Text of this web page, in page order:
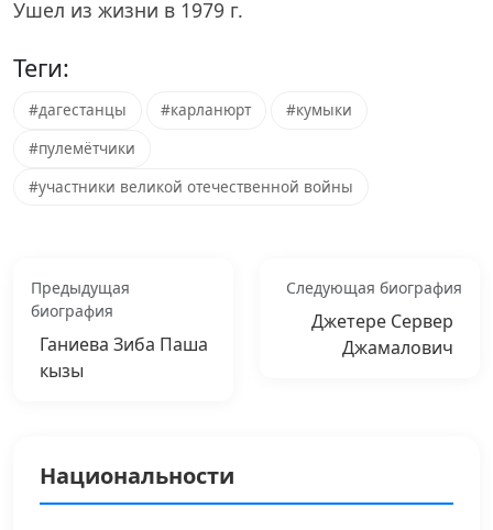
Ушел из жизни в 1979 г.
Теги:
#дагестанцы #карланюрт
#кумыки
#пулемётчики
#участники великой отечественной войны
Предыдущая
биография
Ганиева Зиба Паша
кызы
Следующая биография
Джетере Сервер
Джамалович
Национальности